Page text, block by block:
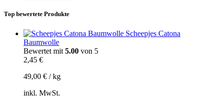
Top bewertete Produkte
Scheepjes Catona
Baumwolle
Bewertet mit 5.00 von 5
2,45 €
49,00 € /kg
inkl. MwSt.